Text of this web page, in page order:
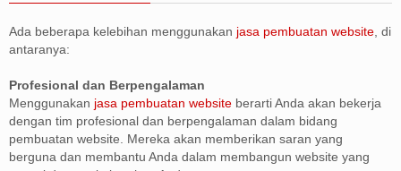
Ada beberapa kelebihan menggunakan jasa pembuatan website , di
antaranya:
Profesional dan Berpengalaman
Menggunakan jasa pembuatan website berarti Anda akan bekerja
dengan tim profesional dan berpengalaman dalam bidang
pembuatan website. Mereka akan memberikan saran yang
berguna dan membantu Anda dalam membangun website yang